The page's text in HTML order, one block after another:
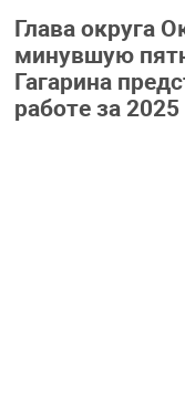
Глава округа
минувшую
Гагарина
работе за 2025